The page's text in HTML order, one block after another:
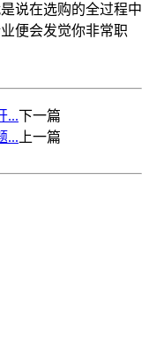
说在选购的全过程中
便会发觉你非常职
...下一篇
... 上一篇